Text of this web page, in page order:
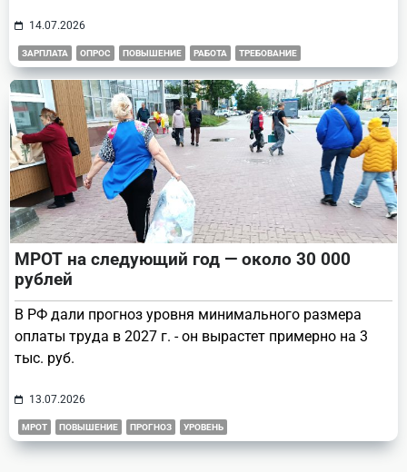
14.07.2026
ЗАРПЛАТА ОПРОС ПОВЫШЕНИЕ РАБОТА ТРЕБОВАНИЕ
МРОТ на следующий год — около 30 000
рублей
В РФ дали прогноз уровня минимального размера
оплаты труда в 2027 г. - он вырастет примерно на 3
тыс. руб.
13.07.2026
МРОТ ПОВЫШЕНИЕ ПРОГНОЗ УРОВЕНЬ